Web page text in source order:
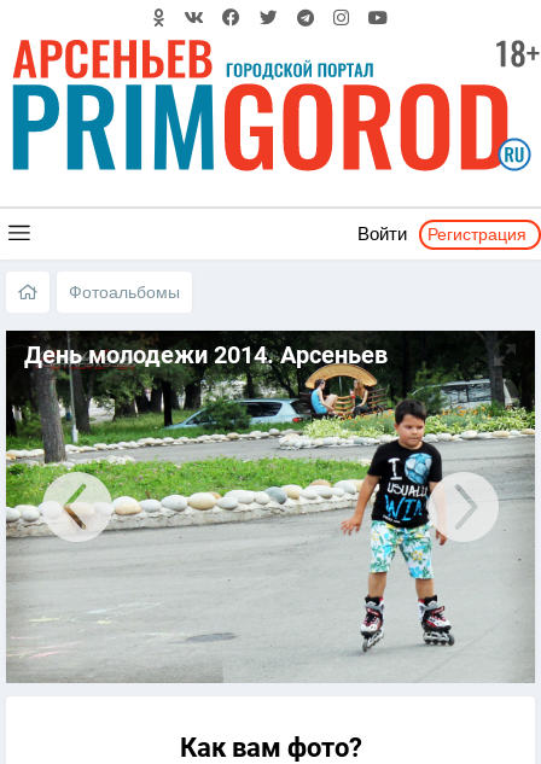
Войти Регистрация
Фотоальбомы
День молодежи 2014. Арсеньев
Как вам фото?